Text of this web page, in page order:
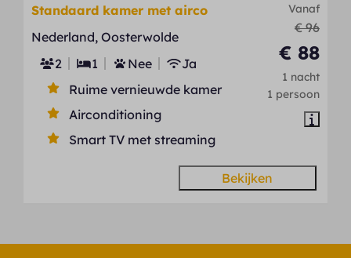
Vanaf
€ 96
€ 88
1 nacht
1 persoon
Standaard kamer met airco
Nederland, Oosterwolde
2
1 Nee
Ja
Ruime vernieuwde kamer
Airconditioning
Smart TV met streaming
Bekijken